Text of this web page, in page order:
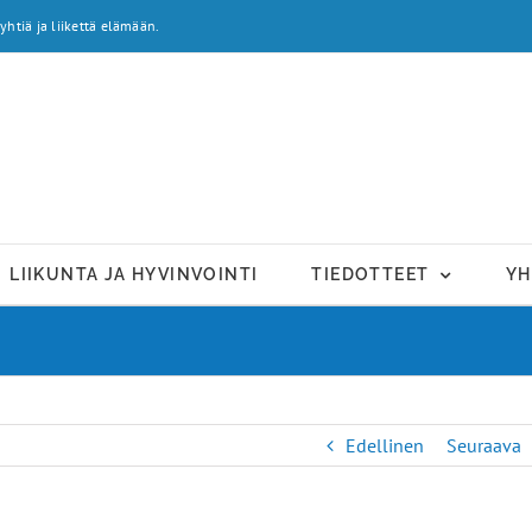
ja liikettä elämään.
LIIKUNTA JA HYVINVOINTI TIEDOTTEET
Edellinen Seuraava